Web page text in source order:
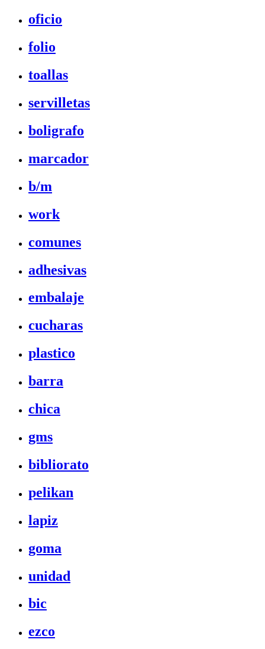
oficio
folio
toallas
servilletas
boligrafo
marcador
b/m
work
comunes
adhesivas
embalaje
cucharas
plastico
barra
chica
gms
bibliorato
pelikan
lapiz
goma
unidad
bic
ezco